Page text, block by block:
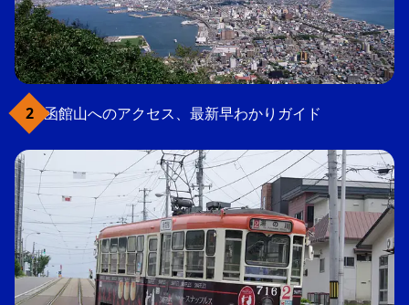
函館山へのアクセス、最新早わかりガイド